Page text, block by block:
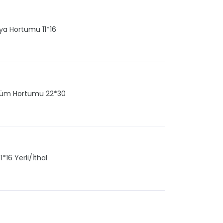
Hortumu 11*16
Hortumu 22*30
Yerli/İthal